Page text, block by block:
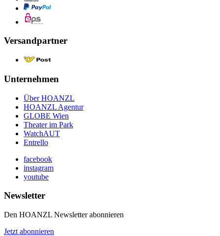
Versandpartner
Unternehmen
Über HOANZL
HOANZL Agentur
GLOBE Wien
Theater im Park
WatchAUT
Entrello
facebook
instagram
youtube
Newsletter
Den HOANZL Newsletter abonnieren
Jetzt abonnieren